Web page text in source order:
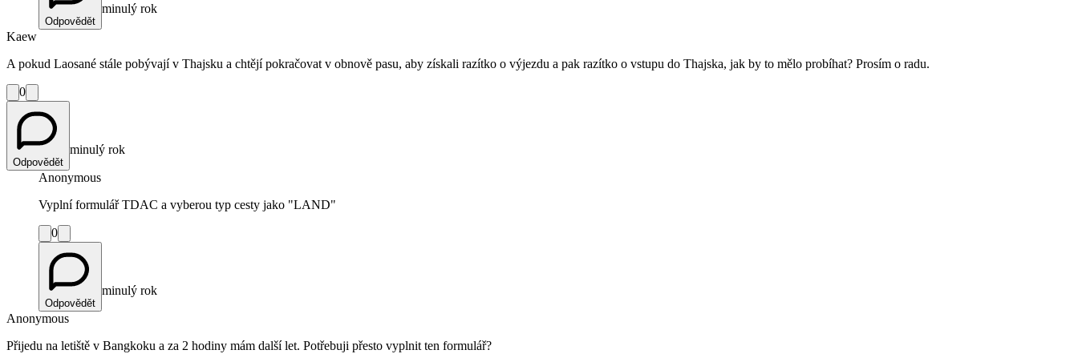
Odpovědět
minulý rok
Kaew
A pokud Laosané stále pobývají v Thajsku a chtějí pokračovat v obnově pasu, aby získali razítko o výjezdu a pak razítko o vstupu do Thajska, jak by to mělo probíhat? Prosím o radu.
0
Odpovědět
minulý rok
Anonymous
Vyplní formulář TDAC a vyberou typ cesty jako "LAND"
0
Odpovědět
minulý rok
Anonymous
Přijedu na letiště v Bangkoku a za 2 hodiny mám další let. Potřebuji přesto vyplnit ten formulář?